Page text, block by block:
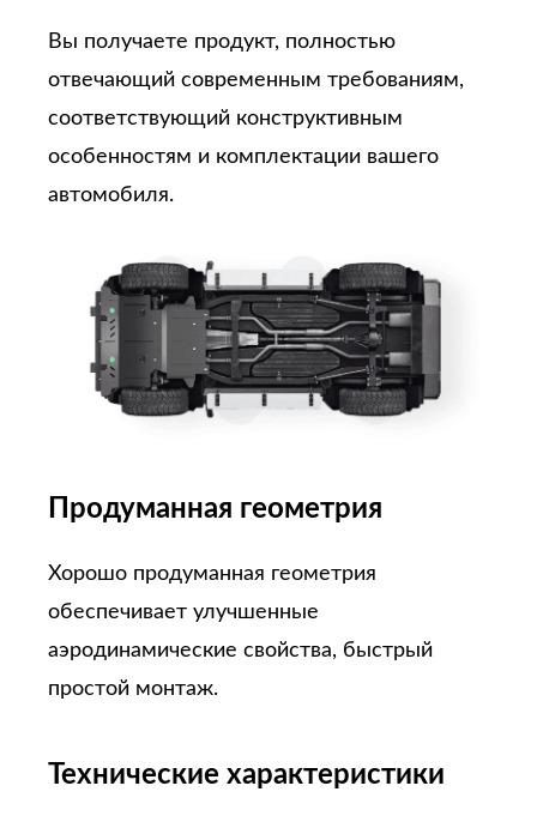
Вы получаете продукт, полностью
отвечающий современным требованиям,
соответствующий конструктивным
особенностям и комплектации вашего
автомобиля.
Продуманная геометрия
Хорошо продуманная геометрия
обеспечивает улучшенные
аэродинамические свойства, быстрый
простой монтаж.
Технические характеристики